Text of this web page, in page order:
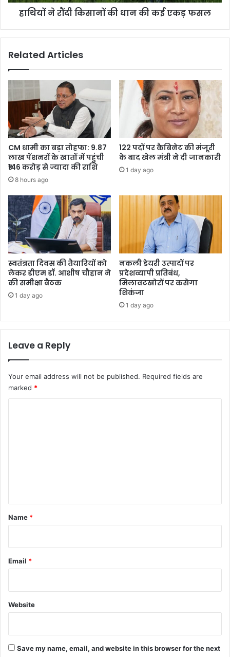
फसलहाथियों ने रौंदी किसानों की धान की कई एकड़ फसल
Related Articles
CM धामी का बड़ा तोहफा: 9.87
लाख पेंशनरों के खातों में पहुंची
₹146 करोड़ से ज्यादा की राशि
8 hours ago
122 पदों पर कैबिनेट की मंजूरी
के बाद खेल मंत्री ने दी जानकारी
1 day ago
स्वतंत्रता दिवस की तैयारियों को
लेकर डीएम डॉ. आशीष चौहान ने
की समीक्षा बैठक
1 day ago
नकली डेयरी उत्पादों पर
प्रदेशव्यापी प्रतिबंध,
मिलावटखोरों पर कसेगा
शिकंजा
1 day ago
Leave a Reply
Your email address will not be published. Required fields are
marked *
*
Name *
Email *
Website
Save my name, email, and website in this browser for the next